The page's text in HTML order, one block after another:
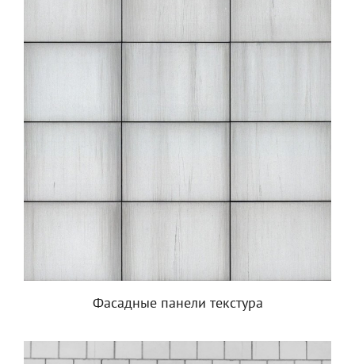
Фасадные панели текстура